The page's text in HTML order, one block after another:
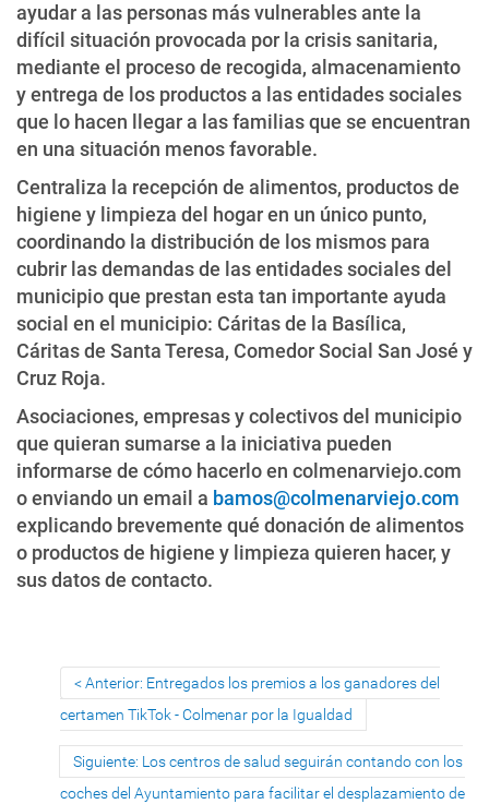
ayudar a las personas más vulnerables ante la
difícil situación provocada por la crisis sanitaria,
mediante el proceso de recogida, almacenamiento
y entrega de los productos a las entidades sociales
que lo hacen llegar a las familias que se encuentran
en una situación menos favorable.
Centraliza la recepción de alimentos, productos de
higiene y limpieza del hogar en un único punto,
coordinando la distribución de los mismos para
cubrir las demandas de las entidades sociales del
municipio que prestan esta tan importante ayuda
social en el municipio: Cáritas de la Basílica,
Cáritas de Santa Teresa, Comedor Social San José y
Cruz Roja.
Asociaciones, empresas y colectivos del municipio
que quieran sumarse a la iniciativa pueden
informarse de cómo hacerlo en colmenarviejo.com
o enviando un email a bamos@colmenarviejo.com
explicando brevemente qué donación de alimentos
o productos de higiene y limpieza quieren hacer, y
sus datos de contacto.
Anterior: Entregados los premios a los ganadores del
certamen TikTok - Colmenar por la Igualdad
Siguiente: Los centros de salud seguirán contando con los
coches del Ayuntamiento para facilitar el desplazamiento de